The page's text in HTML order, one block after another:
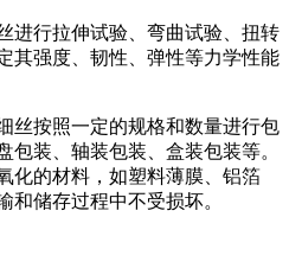
进行拉伸试验、弯曲试验、扭转
其强度、韧性、弹性等力学性能
丝按照一定的规格和数量进行包
包装、轴装包装、盒装包装等。
化的材料，如塑料薄膜、铝箔
和储存过程中不受损坏。